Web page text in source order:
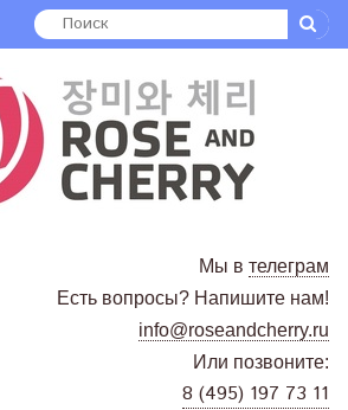
Мы в телеграм
Есть вопросы? Напишите нам!
info@roseandcherry.ru
Или позвоните:
8 (495) 197 73 11